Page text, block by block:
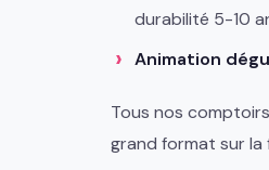
durabilité 5-10
Animation
Tous nos
grand format sur la